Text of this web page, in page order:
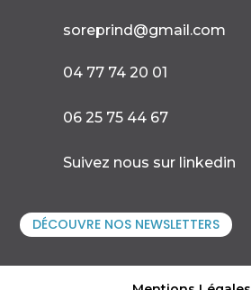
soreprind@gmail.com
04 77 74 20 01
06 25 75 44 67
Suivez nous sur linkedin
DÉCOUVRE NOS NEWSLETTERS